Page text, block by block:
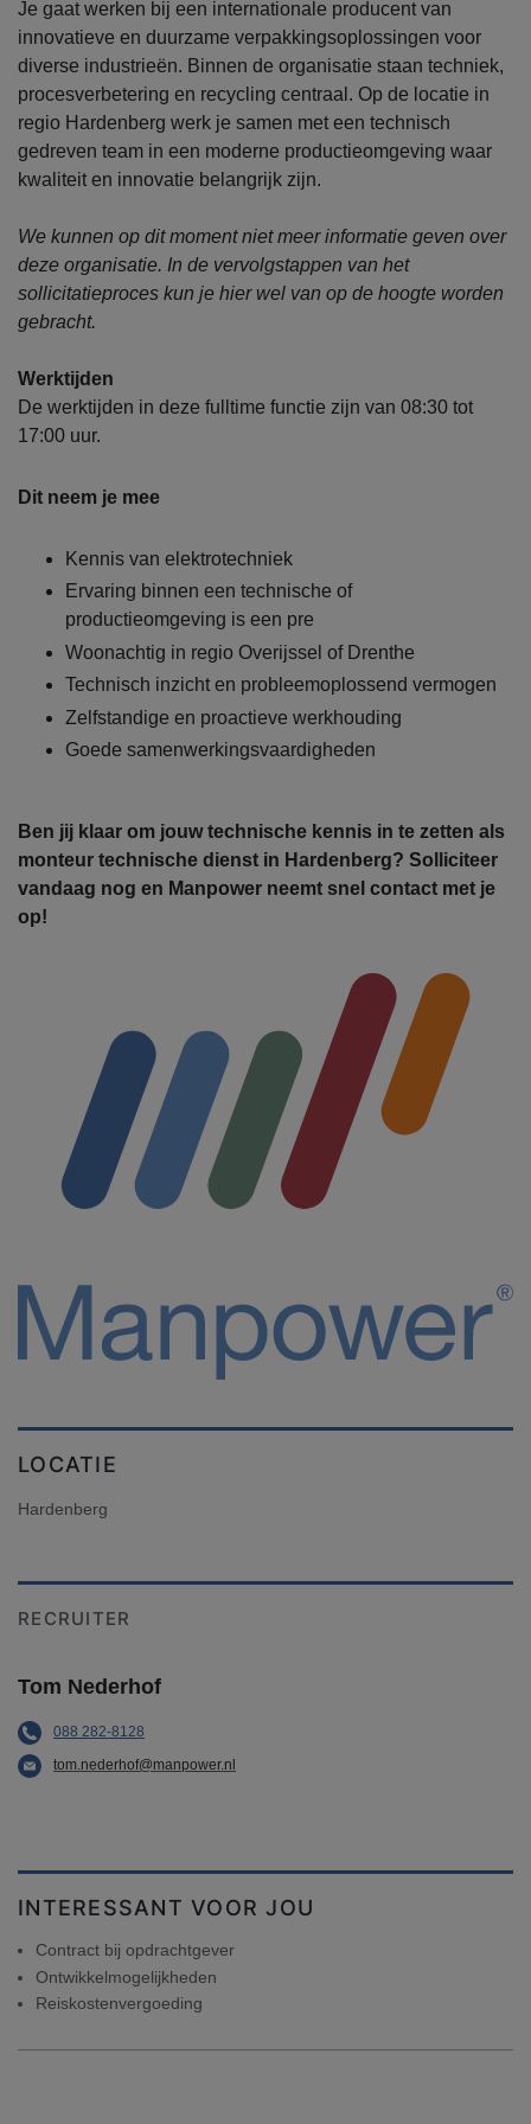
Je gaat werken bij een internationale producent van
innovatieve en duurzame verpakkingsoplossingen voor
diverse industrieën. Binnen de organisatie staan techniek,
procesverbetering en recycling centraal. Op de locatie in
regio Hardenberg werk je samen met een technisch
gedreven team in een moderne productieomgeving waar
kwaliteit en innovatie belangrijk zijn.
We kunnen op dit moment niet meer informatie geven over
deze organisatie. In de vervolgstappen van het
sollicitatieproces kun je hier wel van op de hoogte worden
gebracht.
Werktijden
De werktijden in deze fulltime functie zijn van 08:30 tot
17:00 uur.
Dit neem je mee
Kennis van elektrotechniek
Ervaring binnen een technische of
productieomgeving is een pre
Woonachtig in regio Overijssel of Drenthe
Technisch inzicht en probleemoplossend vermogen
Zelfstandige en proactieve werkhouding
Goede samenwerkingsvaardigheden
Ben jij klaar om jouw technische kennis in te zetten als
monteur technische dienst in Hardenberg? Solliciteer
vandaag nog en Manpower neemt snel contact met je
op!
LOCATIE
Hardenberg
RECRUITER
Tom Nederhof
088 282-8128
tom.nederhof@manpower.nl
INTERESSANT VOOR JOU
Contract bij opdrachtgever
Ontwikkelmogelijkheden
Reiskostenvergoeding